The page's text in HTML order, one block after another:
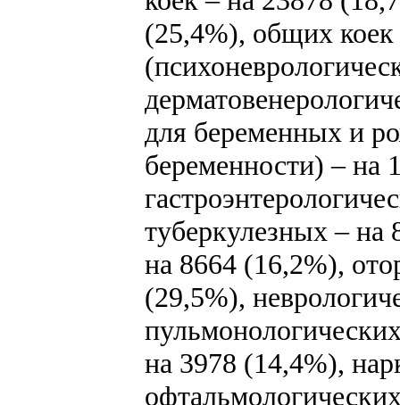
(25,4%), общих коек
для беременных и
беременности) – на
туберкулезных – на
на 8664 (16,2%),
(29,5%),
на 3978 (14,4%),